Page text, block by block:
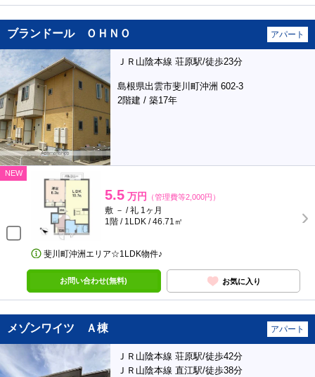
ブランドール ＯＨＮＯ アパート
ＪＲ山陰本線 荘原駅/徒歩23分
島根県出雲市斐川町沖洲 602-3
2階建 / 築17年
NEW
5.5 万円 （管理費等2,000円）
敷 － / 礼 1ヶ月
1階 / 1LDK / 46.71㎡
斐川町沖洲エリア☆1LDK物件♪
お問い合わせ(無料) お気に入り
メゾンワイツ Ａ棟 アパート
ＪＲ山陰本線 荘原駅/徒歩42分
ＪＲ山陰本線 直江駅/徒歩38分